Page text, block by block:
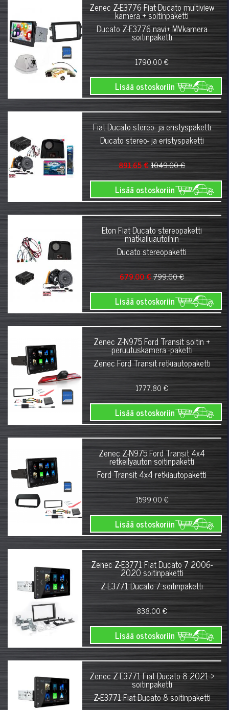
Zenec Z-E3776 Fiat Ducato multiview
kamera + soitinpaketti
Ducato Z-E3776 navi+ MVkamera
soitinpaketti
1790.00 €
Lisää ostoskoriin
Fiat Ducato stereo- ja eristyspaketti
Ducato stereo- ja eristyspaketti
891.65 €1049.00 €
Lisää ostoskoriin
Eton Fiat Ducato stereopaketti
matkailuautoihin
Ducato stereopaketti
679.00 €799.00 €
Lisää ostoskoriin
Zenec Z-N975 Ford Transit soitin +
peruutuskamera -paketti
Zenec Ford Transit retkiautopaketti
1777.80 €
Lisää ostoskoriin
Zenec Z-N975 Ford Transit 4x4
retkeilyauton soitinpaketti
Ford Transit 4x4 retkiautopaketti
1599.00 €
Lisää ostoskoriin
Zenec Z-E3771 Fiat Ducato 7 2006-
2020 soitinpaketti
Z-E3771 Ducato 7 soitinpaketti
838.00 €
Lisää ostoskoriin
Zenec Z-E3771 Fiat Ducato 8 2021->
soitinpaketti
Z-E3771 Fiat Ducato 8 soitinpaketti